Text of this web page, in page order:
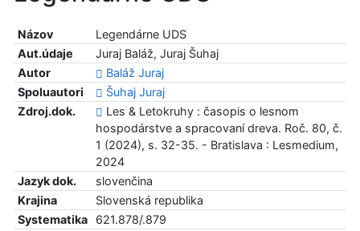
Názov
Legendárne UDS
Aut.údaje
Juraj Baláž, Juraj Šuhaj
Autor
Baláž Juraj
Spoluautori
Šuhaj Juraj
Zdroj.dok.
Les & Letokruhy : časopis o lesnom
hospodárstve a spracovaní dreva. Roč. 80, č.
1 (2024), s. 32-35. - Bratislava : Lesmedium,
2024
Jazyk dok.
slovenčina
Krajina
Slovenská republika
Systematika
621.878/.879